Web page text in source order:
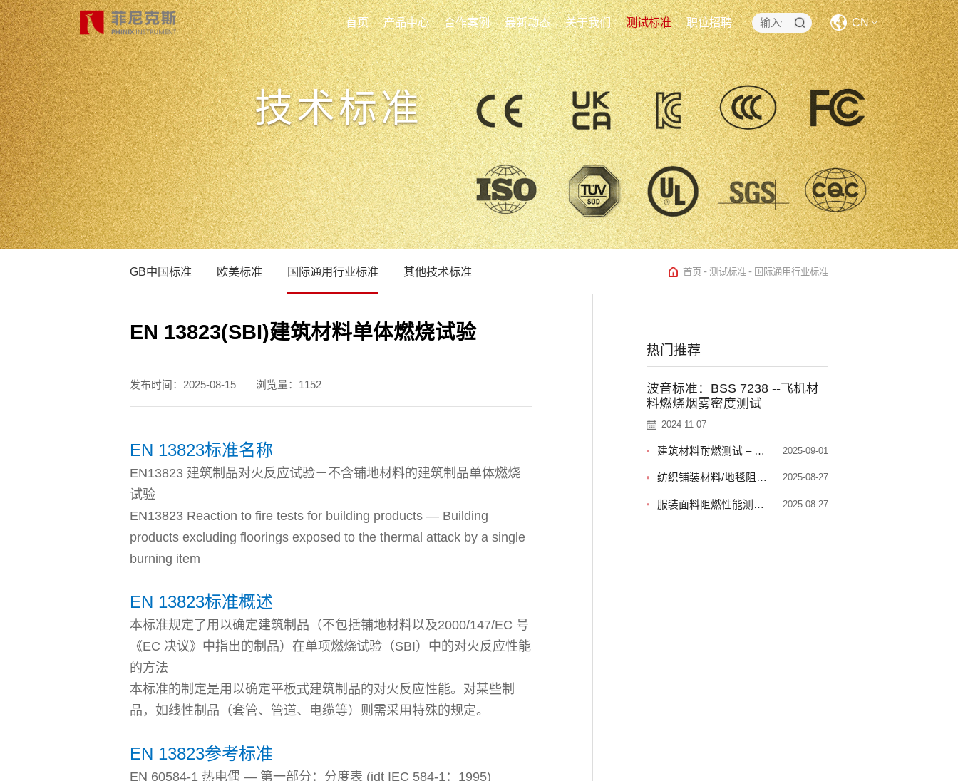
首页 产品中心 合作案例 最新动态 关于我们 测试标准 职位招聘 CN
CN EN
首页
产品中心
合作案例
最新动态
技术标准
GB中国标准 欧美标准 国际通用行业标准 其他技术标准 首页 - 测试标准 - 国际通用行业标准
EN 13823(SBI)建筑材料单体燃烧试验
发布时间：2025-08-15 浏览量：1152
EN 13823标准名称
EN13823 建筑制品对火反应试验－不含铺地材料的建筑制品单体燃烧
试验
EN13823 Reaction to fire tests for building products ― Building
products excluding floorings exposed to the thermal attack by a single
burning item
EN 13823标准概述
本标准规定了用以确定建筑制品（不包括铺地材料以及2000/147/EC 号
《EC 决议》中指出的制品）在单项燃烧试验（SBI）中的对火反应性能
的方法
本标准的制定是用以确定平板式建筑制品的对火反应性能。对某些制
品，如线性制品（套管、管道、电缆等）则需采用特殊的规定。
EN 13823参考标准
EN 60584-1 热电偶 — 第一部分：分度表 (idt IEC 584-1：1995)
热门推荐
波音标准：BSS 7238 --飞机材
料燃烧烟雾密度测试
2024-11-07
建筑材料耐燃测试 – 主
2025-09-01
纺织铺装材料/地毯阻燃
2025-08-27
服装面料阻燃性能测试
2025-08-27